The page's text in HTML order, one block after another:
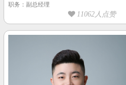
职务：副总经理
11062人点赞